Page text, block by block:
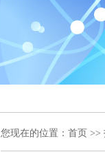
您现在的位置： 首页 >>